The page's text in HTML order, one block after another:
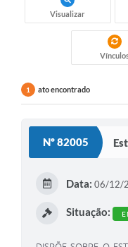
Visualizar
1 ato encontrado
Nº 82005
Data: 06/12/
Situação: